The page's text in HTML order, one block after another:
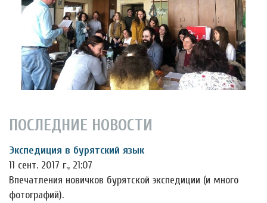
ПОСЛЕДНИЕ НОВОСТИ
Экспедиция в бурятский язык
11 сент. 2017 г., 21:07
Впечатления новичков бурятской экспедиции (и много
фотографий).